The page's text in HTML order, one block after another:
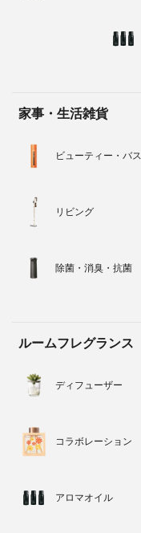
家事・生活雑貨
ビューティー・バス
リビング
除菌・消臭・抗菌
ルームフレグランス
ディフューザー
コラボレーション
アロマオイル